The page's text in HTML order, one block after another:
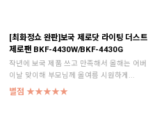
[최화정쇼 완판]보국 제로닷 라이팅 더스트
제로팬 BKF-4430W/BKF-4430G
작년에 보국 제품 쓰고 만족해서 올해는 어버
이날 맞이해 부모님께 올여름 시원하게...
별점 ★★★★★